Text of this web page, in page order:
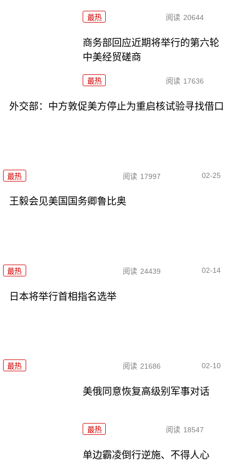
最热 阅读 20644
商务部回应近期将举行的第六轮
中美经贸磋商
最热 阅读 17636
外交部：中方敦促美方停止为重启核试验寻找借口
最热 阅读 17997 02-25
王毅会见美国国务卿鲁比奥
最热 阅读 24439 02-14
日本将举行首相指名选举
最热 阅读 21686 02-10
美俄同意恢复高级别军事对话
最热 阅读 18547
单边霸凌倒行逆施、不得人心